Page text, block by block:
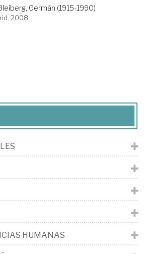
Germán (1915-1990)
2008
HUMANAS